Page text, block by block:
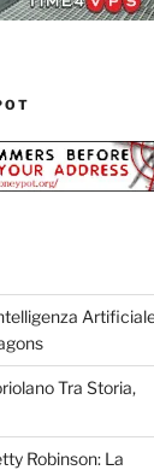
Tra Storia,
Robinson: La